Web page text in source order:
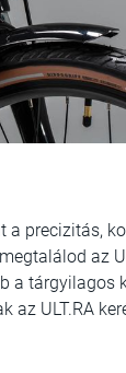
precizitás,
az
a tárgyilagos
az ULT.RA